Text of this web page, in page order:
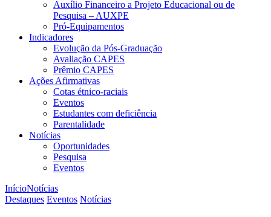
Auxílio Financeiro a Projeto Educacional ou de
Pesquisa – AUXPE
Pró-Equipamentos
Indicadores
Evolução da Pós-Graduação
Avaliação CAPES
Prêmio CAPES
Ações Afirmativas
Cotas étnico-raciais
Eventos
Estudantes com deficiência
Parentalidade
Notícias
Oportunidades
Pesquisa
Eventos
InícioNotícias
Destaques Eventos Notícias